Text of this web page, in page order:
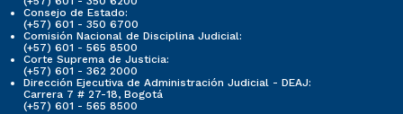
Consejo de Estado:
(+57) 601 - 350 6700
Comisión Nacional de Disciplina Judicial:
(+57) 601 - 565 8500
Corte Suprema de Justicia:
(+57) 601 - 362 2000
Dirección Ejecutiva de Administración Judicial - DEAJ:
Carrera 7 # 27-18, Bogotá
(+57) 601 - 565 8500